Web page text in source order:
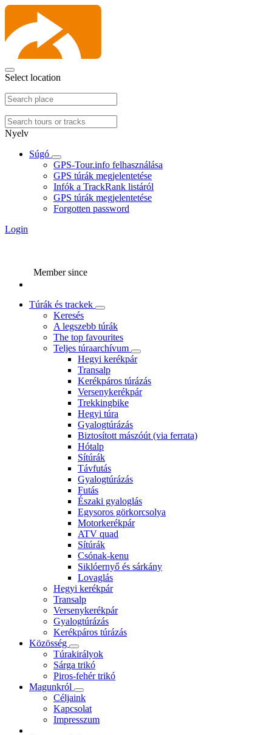
Select location
Nyelv
Súgó
GPS-Tour.info felhasználása
GPS túrák megjelentetése
Infók a TrackRank listáról
GPS túrák megjelentetése
Forgotten password
Login
Member since
Túrák és trackek
Keresés
A legszebb túrák
The top favourites
Teljes túraarchívum
Hegyi kerékpár
Transalp
Kerékpáros túrázás
Versenykerékpár
Trekkingbike
Hegyi túra
Gyalogtúrázás
Biztosított mászóút (via ferrata)
Hótalp
Sítúrák
Távfutás
Gyalogtúrázás
Futás
Északi gyaloglás
Egysoros görkorcsolya
Motorkerékpár
ATV quad
Sítúrák
Csónak-kenu
Siklóernyő és sárkány
Lovaglás
Hegyi kerékpár
Transalp
Versenykerékpár
Gyalogtúrázás
Kerékpáros túrázás
Közösség
Túrakirályok
Sárga trikó
Piros-fehér trikó
Magunkról
Céljaink
Kapcsolat
Impresszum